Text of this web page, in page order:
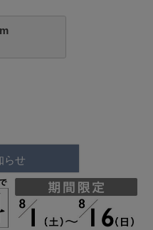
らせ